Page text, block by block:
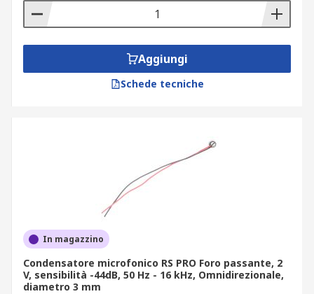
Aggiungi
Schede tecniche
In magazzino
Condensatore microfonico RS PRO Foro passante, 2
V, sensibilità -44dB, 50 Hz - 16 kHz, Omnidirezionale,
diametro 3 mm